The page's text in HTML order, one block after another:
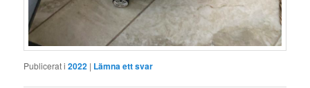
Publicerat i 2022 | Lämna ett svar